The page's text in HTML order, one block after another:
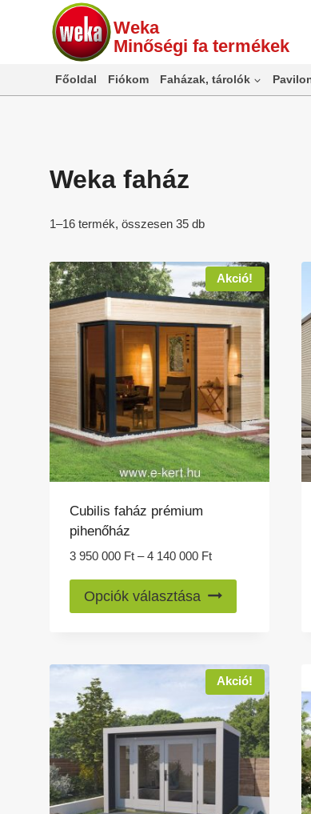
Weka
Minőségi fa termékek
Főoldal Fiókom Faházak, tárolók
Weka faház
1–16 termék, összesen 35 db
Akció!
Cubilis faház prémium
pihenőház
3 950 000 Ft – 4 140 000 FtÁrtartomány:
950
000 Ft
140
000 Ft
Opciók választása
a
variációja
van.
A
változatok
a
választhatók
Akció!